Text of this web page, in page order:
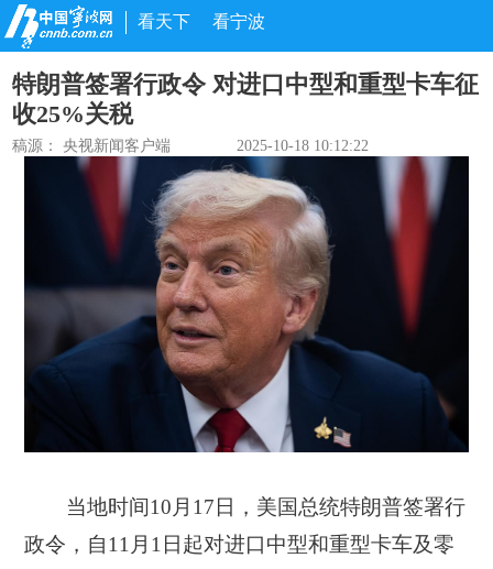
看天下 看宁波
特朗普签署行政令 对进口中型和重型卡车征
收25%关税
稿源：央视新闻客户端 2025-10-18 10:12:22
当地时间10月17日，美国总统特朗普签署行
政令，自11月1日起对进口中型和重型卡车及零